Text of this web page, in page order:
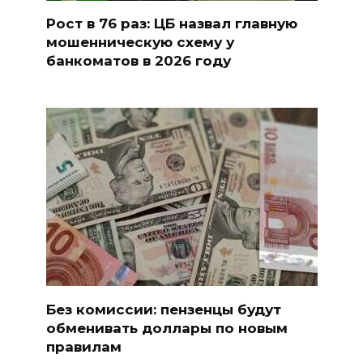
Рост в 76 раз: ЦБ назвал главную
мошенническую схему у
банкоматов в 2026 году
Без комиссии: пензенцы будут
обменивать доллары по новым
правилам